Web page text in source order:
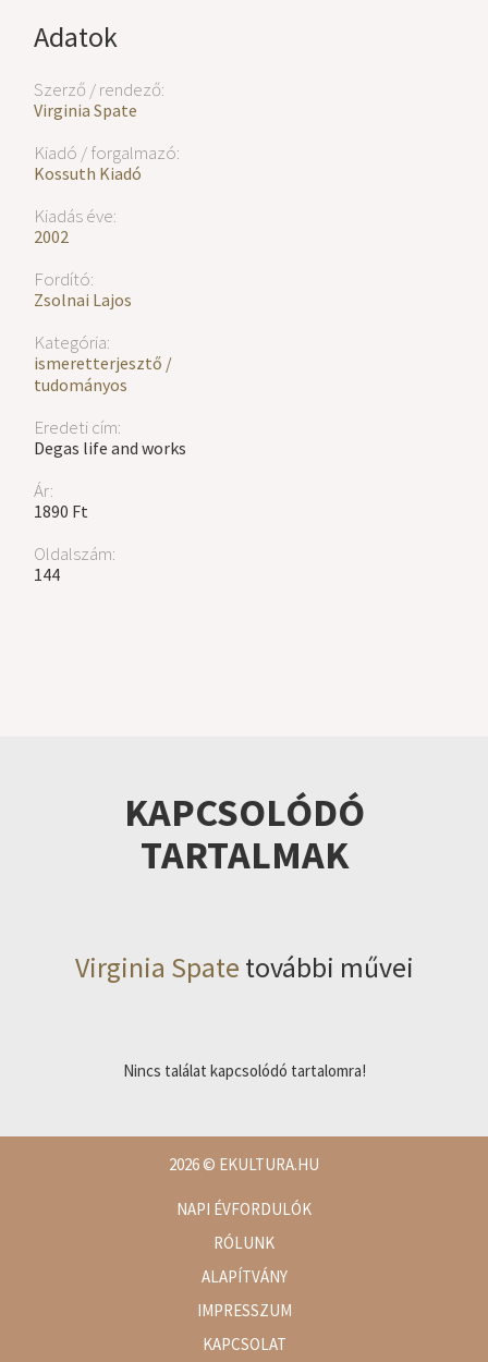
Adatok
Szerző / rendező:
Virginia Spate
Kiadó / forgalmazó:
Kossuth Kiadó
Kiadás éve:
2002
Fordító:
Zsolnai Lajos
Kategória:
ismeretterjesztő /
tudományos
Eredeti cím:
Degas life and works
Ár:
1890 Ft
Oldalszám:
144
KAPCSOLÓDÓ
TARTALMAK
Virginia Spate további művei
Nincs találat kapcsolódó tartalomra!
2026© EKULTURA.HU
NAPI ÉVFORDULÓK
RÓLUNK
ALAPÍTVÁNY
IMPRESSZUM
KAPCSOLAT